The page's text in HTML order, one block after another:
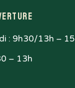
: 9h30/13h –
– 13h